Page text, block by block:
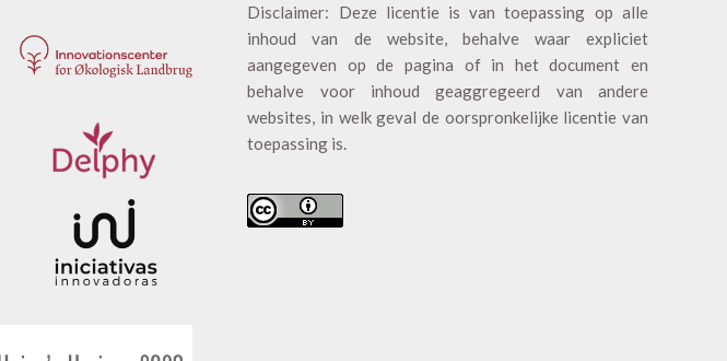
Disclaimer: Deze licentie is van toepassing op alle
inhoud van de website, behalve waar expliciet
aangegeven op de pagina of in het document en
behalve voor inhoud geaggregeerd van andere
websites, in welk geval de oorspronkelijke licentie van
toepassing is.